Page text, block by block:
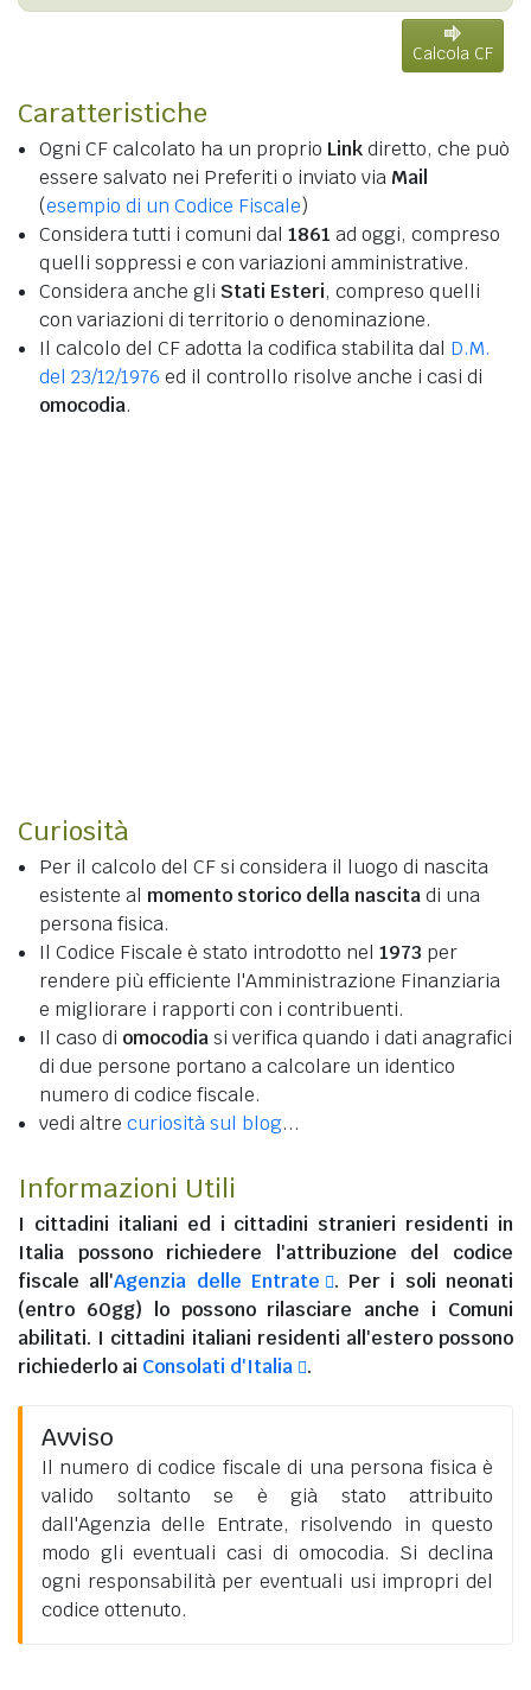
Calcola CF
Caratteristiche
Ogni CF calcolato ha un proprio Linkdiretto, che può
essere salvato nei Preferiti o inviato via Mail
(esempio di un Codice Fiscale)
Considera tutti i comuni dal 1861 ad oggi, compreso
quelli soppressi e con variazioni amministrative.
Considera anche gli Stati Esteri, compreso quelli
con variazioni di territorio o denominazione.
Il calcolo del CF adotta la codifica stabilita dal D.M.
del 23/12/1976 ed il controllo risolve anche i casi di
omocodia.
Curiosità
Per il calcolo del CF si considera il luogo di nascita
esistente al momento storico della nascitadi una
persona fisica.
Il Codice Fiscale è stato introdotto nel 1973 per
rendere più efficiente l'Amministrazione Finanziaria
e migliorare i rapporti con i contribuenti.
Il caso di omocodiasi verifica quando i dati anagrafici
di due persone portano a calcolare un identico
numero di codice fiscale.
vedi altre curiosità sul blog...
Informazioni Utili
I cittadini italiani ed i cittadini stranieri residenti in
Italia possono richiedere l'attribuzione del codice
fiscale all'Agenzia delle Entrate
. Per i soli neonati
(entro 60gg) lo possono rilasciare anche i Comuni
abilitati. I cittadini italiani residenti all'esteropossono
richiederlo ai Consolati d'Italia .
Avviso
Il numero di codice fiscale di una persona fisica è
valido soltanto se è già stato attribuito
dall'Agenzia delle Entrate, risolvendo in questo
modo gli eventuali casi di omocodia. Si declina
ogni responsabilità per eventuali usi impropri del
codice ottenuto.